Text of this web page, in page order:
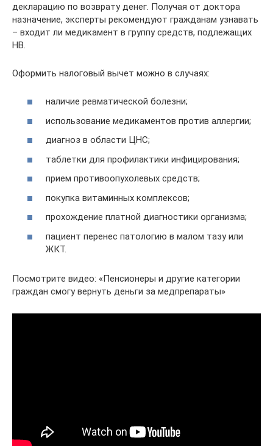
декларацию по возврату денег. Получая от доктора
назначение, эксперты рекомендуют гражданам узнавать
– входит ли медикамент в группу средств, подлежащих
НВ.
Оформить налоговый вычет можно в случаях:
наличие ревматической болезни;
использование медикаментов против аллергии;
диагноз в области ЦНС;
таблетки для профилактики инфицирования;
прием противоопухолевых средств;
покупка витаминных комплексов;
прохождение платной диагностики организма;
пациент перенес патологию в малом тазу или
ЖКТ.
Посмотрите видео: «Пенсионеры и другие категории
граждан смогу вернуть деньги за медпрепараты»